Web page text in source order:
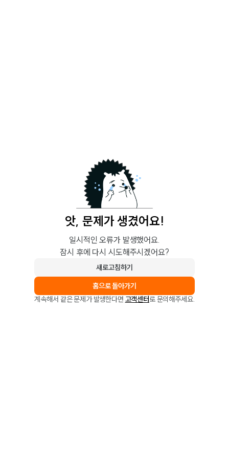
앗, 문제가 생겼어요!
일시적인 오류가 발생했어요.
잠시 후에 다시 시도해주시겠어요?
새로고침하기
홈으로 돌아가기
계속해서 같은 문제가 발생한다면 고객센터로 문의해주세요.